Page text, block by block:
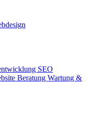
SEO
Beratung Wartung &